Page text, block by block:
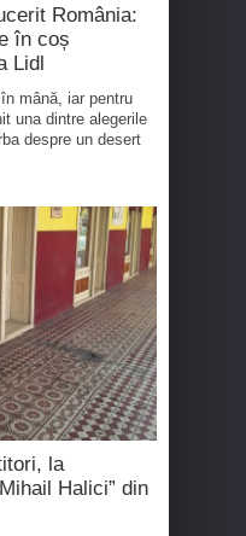
România:
în coș
Lidl
mână, iar pentru
una dintre alegerile
despre un desert
la
Halici” din